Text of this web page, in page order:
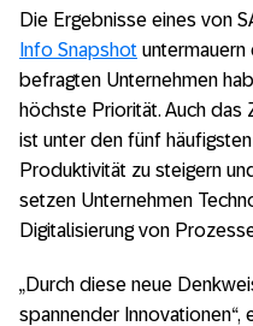
Die Ergebnisse eines von
Info Snapshot
befragten Unternehmen
höchste Priorität. Auch das
ist unter den fünf
Produktivität zu steigern
setzen Unternehmen
Digitalisierung von
„Durch diese neue
spannender Innovationen“,